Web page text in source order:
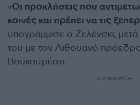
«Οι προκλήσεις που
κοινές και πρέπει να τις
υπογράμμισε ο Ζελένσκι,
του με τον Λιθουανό
Βουκουρέστι.
ΔΙΑΦΗΜΙΣΗ